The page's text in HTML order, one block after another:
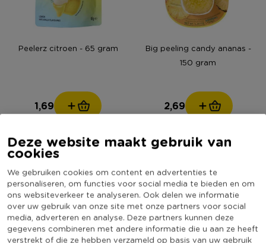
Deze website maakt gebruik van
cookies
We gebruiken cookies om content en advertenties te
personaliseren, om functies voor social media te bieden en om
ons websiteverkeer te analyseren. Ook delen we informatie
over uw gebruik van onze site met onze partners voor social
media, adverteren en analyse. Deze partners kunnen deze
gegevens combineren met andere informatie die u aan ze heeft
verstrekt of die ze hebben verzameld op basis van uw gebruik
Peelerz citroen - 65 gram
1,69
Big peeling candy ananas -
150 gram
2,69